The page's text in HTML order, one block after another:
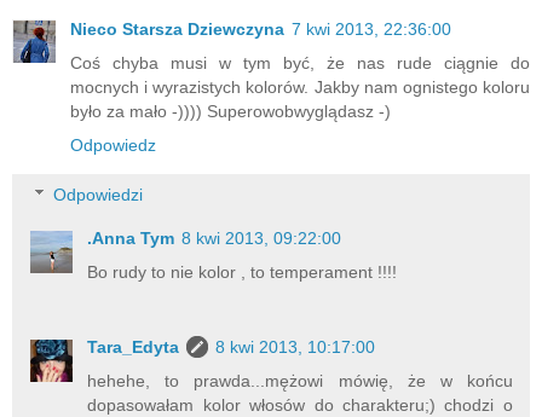
Nieco Starsza Dziewczyna 7 kwi 2013, 22:36:00
Coś chyba musi w tym być, że nas rude ciągnie do
mocnych i wyrazistych kolorów. Jakby nam ognistego koloru
było za mało -)))) Superowobwyglądasz -)
Odpowiedz
Odpowiedzi
.Anna Tym 8 kwi 2013, 09:22:00
Bo rudy to nie kolor , to temperament !!!!
Tara_Edyta
8 kwi 2013, 10:17:00
hehehe, to prawda...mężowi mówię, że w końcu
dopasowałam kolor włosów do charakteru;) chodzi o